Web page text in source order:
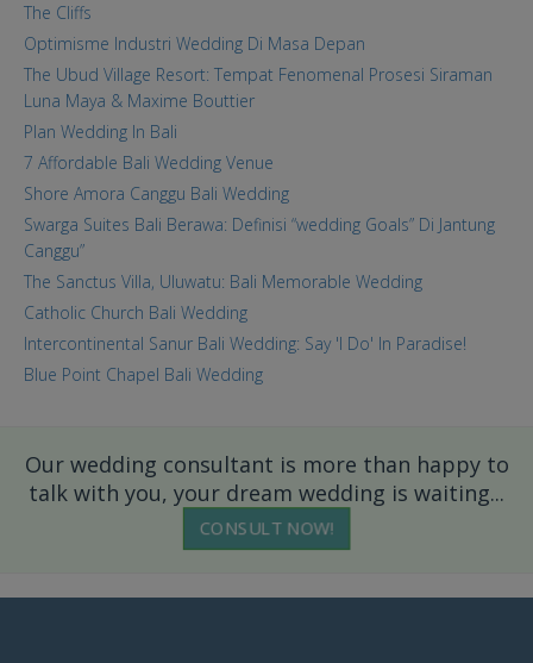
The Cliffs
Optimisme Industri Wedding Di Masa Depan
The Ubud Village Resort: Tempat Fenomenal Prosesi Siraman
Luna Maya & Maxime Bouttier
Plan Wedding In Bali
7 Affordable Bali Wedding Venue
Shore Amora Canggu Bali Wedding
Swarga Suites Bali Berawa: Definisi “wedding Goals” Di Jantung
Canggu”
The Sanctus Villa, Uluwatu: Bali Memorable Wedding
Catholic Church Bali Wedding
Intercontinental Sanur Bali Wedding: Say 'I Do' In Paradise!
Blue Point Chapel Bali Wedding
Our wedding consultant is more than happy to
talk with you, your dream wedding is waiting...
CONSULT NOW!